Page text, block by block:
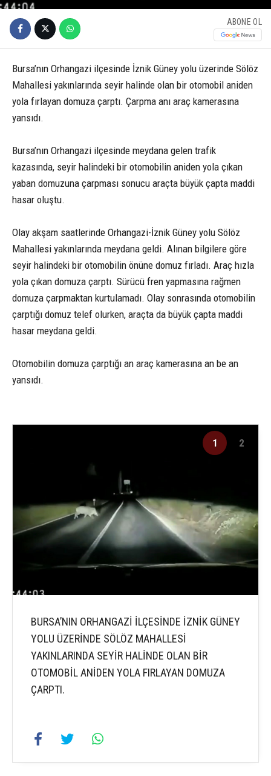
ABONE OL
Bursa’nın Orhangazi ilçesinde İznik Güney yolu üzerinde Sölöz
Mahallesi yakınlarında seyir halinde olan bir otomobil aniden
yola fırlayan domuza çarptı. Çarpma anı araç kamerasına
yansıdı.
Bursa’nın Orhangazi ilçesinde meydana gelen trafik
kazasında, seyir halindeki bir otomobilin aniden yola çıkan
yaban domuzuna çarpması sonucu araçta büyük çapta maddi
hasar oluştu.
Olay akşam saatlerinde Orhangazi-İznik Güney yolu Sölöz
Mahallesi yakınlarında meydana geldi. Alınan bilgilere göre
seyir halindeki bir otomobilin önüne domuz fırladı. Araç hızla
yola çıkan domuza çarptı. Sürücü fren yapmasına rağmen
domuza çarpmaktan kurtulamadı. Olay sonrasında otomobilin
çarptığı domuz telef olurken, araçta da büyük çapta maddi
hasar meydana geldi.
Otomobilin domuza çarptığı an araç kamerasına an be an
yansıdı.
1 2
BURSA’NIN ORHANGAZİ İLÇESİNDE İZNİK GÜNEY
YOLU ÜZERİNDE SÖLÖZ MAHALLESİ
YAKINLARINDA SEYİR HALİNDE OLAN BİR
OTOMOBİL ANİDEN YOLA FIRLAYAN DOMUZA
ÇARPTI.